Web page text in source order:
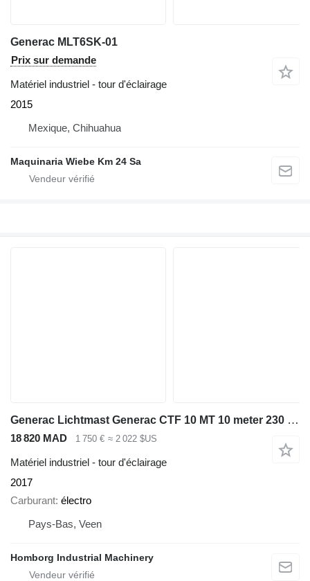
Generac MLT6SK-01
Prix sur demande
Matériel industriel - tour d'éclairage
2015
Mexique, Chihuahua
Maquinaria Wiebe Km 24 Sa
Generac Lichtmast Generac CTF 10 MT 10 meter 230 Volt Light Tower
18 820 MAD 1 750 € ≈ 2 022 $US
Matériel industriel - tour d'éclairage
2017
Carburant électro
Pays-Bas, Veen
Homborg Industrial Machinery